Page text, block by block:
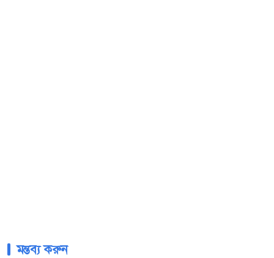
মন্তব্য করুন